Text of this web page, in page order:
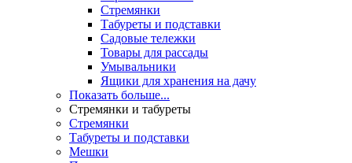
Стремянки
Табуреты и подставки
Садовые тележки
Товары для рассады
Умывальники
Ящики для хранения на дачу
Показать больше...
Стремянки и табуреты
Стремянки
Табуреты и подставки
Мешки